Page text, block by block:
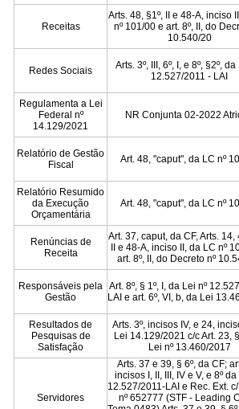
Receitas
Arts. 48, §1º, II e 48-A, inciso
nº 101/00 e art. 8º, II, do
10.540/20
Redes Sociais
Arts. 3º, III, 6º, I, e 8º, §2º, da
12.527/2011 - LAI
Regulamenta a Lei
Federal nº
14.129/2021
NR Conjunta 02-2022
Relatório de Gestão
Fiscal
Art. 48, "caput", da LC nº
Relatório Resumido
da Execução
Orçamentária
Art. 48, "caput", da LC nº
Renúncias de
Receita
Art. 37, caput, da CF, Arts. 14,
II e 48-A, inciso II, da LC nº
art. 8º, II, do Decreto nº
Responsáveis pela
Gestão
Art. 8º, § 1º, I, da Lei nº
LAI e art. 6º, VI, b, da Lei
Resultados de
Pesquisas de
Satisfação
Arts. 3º, incisos IV, e 24,
Lei 14.129/2021 c/c Art. 23,
Lei nº 13.460/2017
Servidores
Arts. 37 e 39, § 6º, da CF;
incisos I, II, III, IV e V, e 8º da
12.527/2011-LAI e Rec. Ext.
nº 652777 (STF - Leading